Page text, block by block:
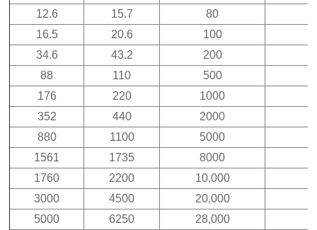
12.6
15.7
80
16.5
20.6
100
34.6
43.2
200
88
110
500
176
220
1000
352
440
2000
880
1100
5000
1561
1735
8000
1760
2200
10,000
3000
4500
20,000
5000
6250
28,000